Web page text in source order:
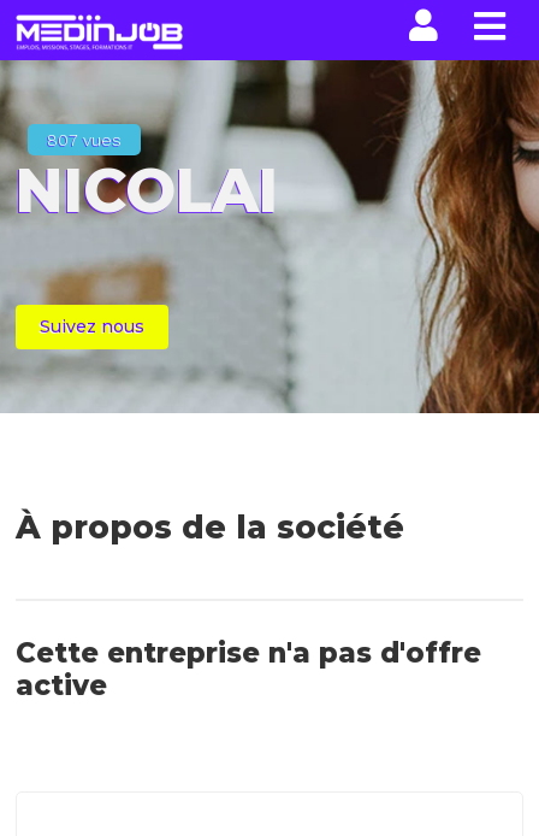
807 vues
NICOLAI
Suivez nous
À propos de la société
Cette entreprise n'a pas d'offre
active